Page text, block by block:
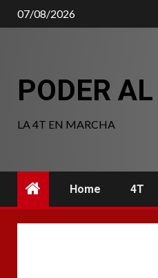
Saltar
al
07/08/2026
PODER
LA 4T EN MARCHA
Home 4T